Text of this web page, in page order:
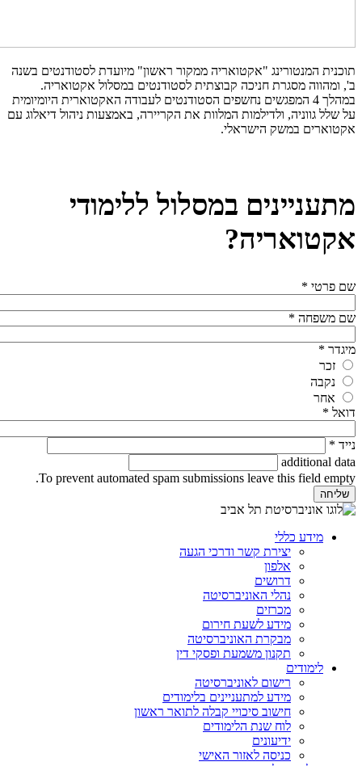
תוכנית המנטורינג "אקטואריה ממקור ראשון" מיועדת לסטודנטים בשנה
ב', ומהווה מסגרת חניכה קבוצתית לסטודנטים במסלול אקטואריה.
במהלך 4 המפגשים נחשפים הסטודנטים לעבודה האקטוארית היומיומית
על שלל גווניה, ולדילמות המלוות את הקריירה, באמצעות ניהול דיאלוג עם
אקטוארים במשק הישראלי.
מתעניינים במסלול ללימודי
אקטואריה?
שם פרטי *
שם משפחה *
מיגדר *
זכר
נקבה
אחר
דואל *
נייד *
additional data
To prevent automated spam submissions leave this field empty.
מידע כללי
יצירת קשר ודרכי הגעה
אלפון
דרושים
נהלי האוניברסיטה
מכרזים
מידע לשעת חירום
מבקרת האוניברסיטה
תקנון משמעת ופסקי דין
לימודים
רישום לאוניברסיטה
מידע למתעניינים בלימודים
חישוב סיכויי קבלה לתואר ראשון
לוח שנת הלימודים
ידיעונים
כניסה לאזור האישי